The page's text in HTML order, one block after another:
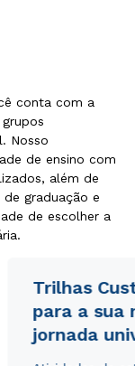
conta com a
Nosso
de ensino com
além de
graduação e
de escolher a
Trilhas
para a sua
jornada